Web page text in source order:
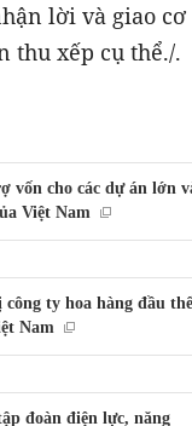
lời và giao cơ
thu xếp cụ thể./.
vốn cho các dự án lớn
Việt Nam
ty hoa hàng đầu thế
Nam
đoàn điện lực, năng